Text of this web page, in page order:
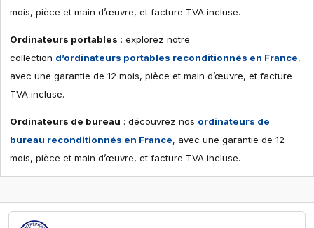
mois, pièce et main d’œuvre, et facture TVA incluse.
Ordinateurs portables : explorez notre
collection d’ordinateurs portables reconditionnés en France,
avec une garantie de 12 mois, pièce et main d’œuvre, et facture
TVA incluse.
Ordinateurs de bureau : découvrez nos ordinateurs de
bureau reconditionnés en France, avec une garantie de 12
mois, pièce et main d’œuvre, et facture TVA incluse.